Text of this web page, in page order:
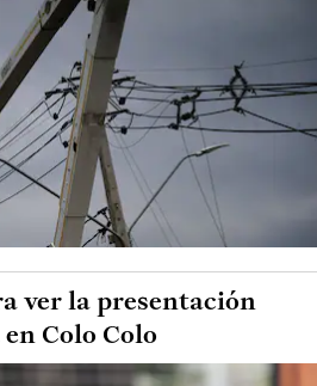
ver la presentación
Colo Colo